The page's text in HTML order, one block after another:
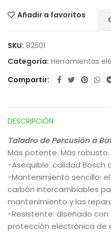
Añadir a favoritos
SKU: 82501
Categoría: Herramientas
Compartir
DESCRIPCIÓN
Taladro de Percusión a
Más potente. Más robusto.
-Asequible: calidad Bosch
-Mantenimiento sencillo:
carbón intercambiables
mantenimiento y las
-Resistente: diseñado
protección electrónica de